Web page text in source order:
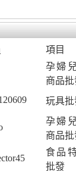
項目
孕婦
商品
玩具批
孕婦
商品
食品
批發